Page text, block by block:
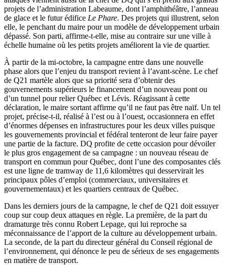
projets de l’administration Labeaume, dont l’amphithéâtre, l’anneau
de glace et le futur édifice Le Phare. Des projets qui illustrent, selon
elle, le penchant du maire pour un modèle de développement urbain
dépassé. Son parti, affirme-t-elle, mise au contraire sur une ville à
échelle humaine où les petits projets améliorent la vie de quartier.
À partir de la mi-octobre, la campagne entre dans une nouvelle
phase alors que l’enjeu du transport revient à l’avant-scène. Le chef
de Q21 martèle alors que sa priorité sera d’obtenir des
gouvernements supérieurs le financement d’un nouveau pont ou
d’un tunnel pour relier Québec et Lévis. Réagissant à cette
déclaration, le maire sortant affirme qu’il ne faut pas être naïf. Un tel
projet, précise-t-il, réalisé à l’est ou à l’ouest, occasionnera en effet
d’énormes dépenses en infrastructures pour les deux villes puisque
les gouvernements provincial et fédéral tenteront de leur faire payer
une partie de la facture. DQ profite de cette occasion pour dévoiler
le plus gros engagement de sa campagne : un nouveau réseau de
transport en commun pour Québec, dont l’une des composantes clés
est une ligne de tramway de 11,6 kilomètres qui desservirait les
principaux pôles d’emploi (commerciaux, universitaires et
gouvernementaux) et les quartiers centraux de Québec.
Dans les derniers jours de la campagne, le chef de Q21 doit essuyer
coup sur coup deux attaques en règle. La première, de la part du
dramaturge très connu Robert Lepage, qui lui reproche sa
méconnaissance de l’apport de la culture au développement urbain.
La seconde, de la part du directeur général du Conseil régional de
l’environnement, qui dénonce le peu de sérieux de ses engagements
en matière de transport.